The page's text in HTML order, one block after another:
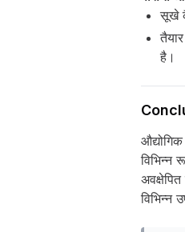
सूखे
है।
विभिन्न
विभिन्न